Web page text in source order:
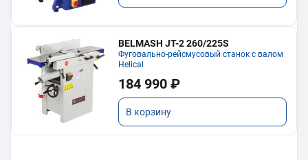
BELMASH JT-2 260/225S
Фуговально-рейсмусовый станок с валом
Helical
184 990 ₽
В корзину